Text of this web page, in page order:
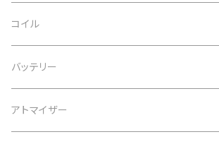
24mm
コットン
バッテリー
ドリップチップ
WickNVape
Efest
JUSTFOG
10ml
30ml
60ml
コイル
バッテリー
アトマイザー